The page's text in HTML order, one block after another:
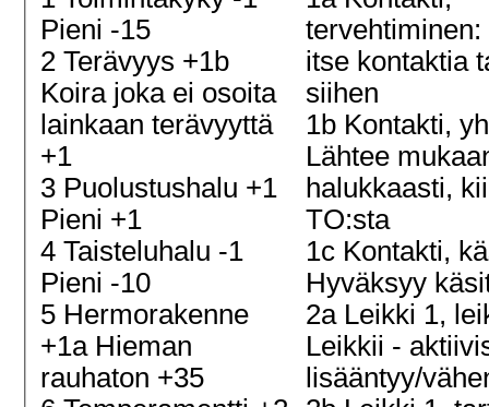
Pieni -15
2 Terävyys +1b
Koira joka ei osoita
lainkaan terävyyttä
+1
3 Puolustushalu +1
Pieni +1
4 Taisteluhalu -1
Pieni -10
5 Hermorakenne
+1a Hieman
rauhaton +35
tervehtiminen:
itse kontaktia
siihen
1b Kontakti,
Lähtee
halukkaasti,
TO:sta
1c Kontakti,
Hyväksyy
2a Leikki 1,
Leikkii -
lisääntyy/